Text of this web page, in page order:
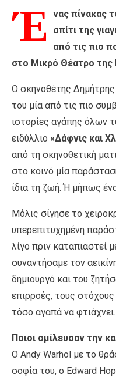
Έ
νας πίνακας
σπίτι της
από τις πιο
στο Μικρό Θέατρο της
Ο σκηνοθέτης
του μία από τις πιο
ιστορίες αγάπης όλων
ειδύλλιο «Δάφνις και
από τη σκηνοθετική
στο κοινό μία
ίδια τη ζωή. Ή μήπως
Μόλις σίγησε το
υπερεπιτυχημένη
λίγο πριν καταπιαστεί
συναντήσαμε τον
δημιουργό και του
επιρροές, τους
τόσο αγαπά να
Ποιοι σμίλευσαν την
Ο Andy Warhol με το
σοφία του, o Edward